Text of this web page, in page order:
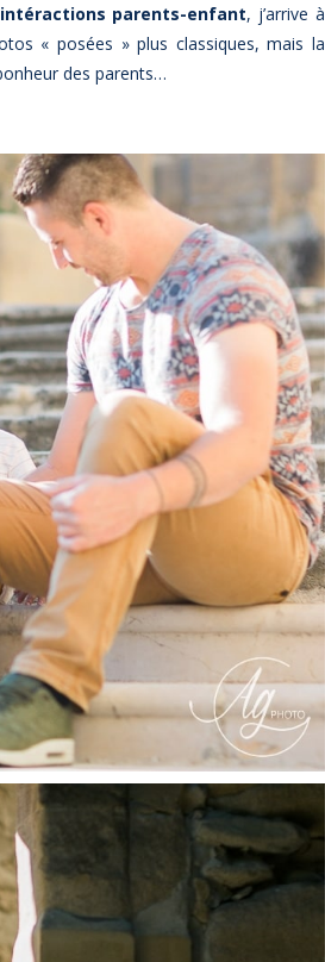
parents-enfant, j’arrive à
« posées » plus classiques, mais la
des parents…